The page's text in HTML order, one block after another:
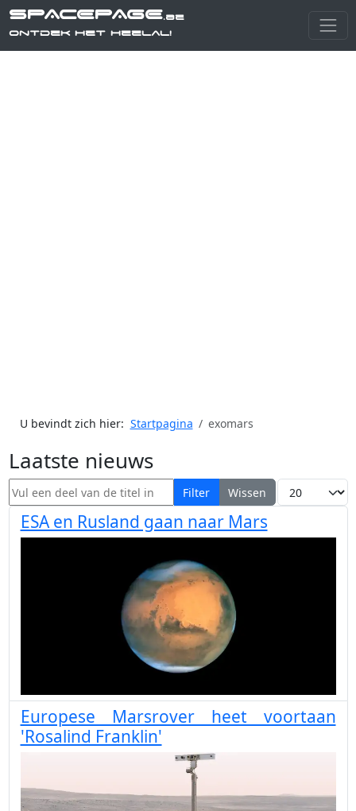
SPACEPAGE.be
Ontdek het heelal!
U bevindt zich hier: Startpagina exomars
Laatste nieuws
Vul een deel van de titel in Filter Wissen Toon #
ESA en Rusland gaan naar Mars
Europese Marsrover heet voortaan
'Rosalind Franklin'